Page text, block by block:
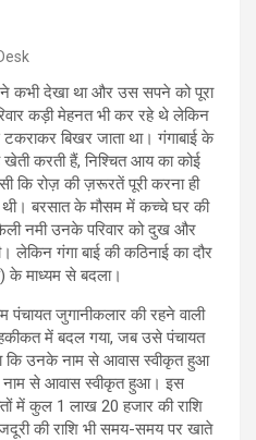
ने कभी देखा था और उस सपने को पूरा
कड़ी मेहनत भी कर रहे थे लेकिन
टकराकर बिखर जाता था। गंगाबाई के
करती हैं, निश्चित आय का कोई
कि रोज़ की ज़रूरतें पूरी करना ही
थी। बरसात के मौसम में कच्चे घर की
नमी उनके परिवार को दुख और
लेकिन गंगा बाई की कठिनाई का दौर
के माध्यम से बदला।
पंचायत जुगानीकलार की रहने वाली
हकीकत में बदल गया, जब उसे पंचायत
कि उनके नाम से आवास स्वीकृत हुआ
नाम से आवास स्वीकृत हुआ। इस
में कुल 1 लाख 20 हजार की राशि
की राशि भी समय-समय पर खाते